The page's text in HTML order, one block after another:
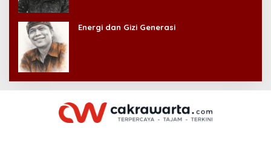
Energi dan Gizi Generasi